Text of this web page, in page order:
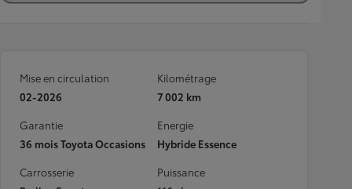
Mise en circulation
02-2026
Kilométrage
7 002 km
Garantie
36 mois Toyota Occasions
Energie
Hybride Essence
Carrosserie
Puissance